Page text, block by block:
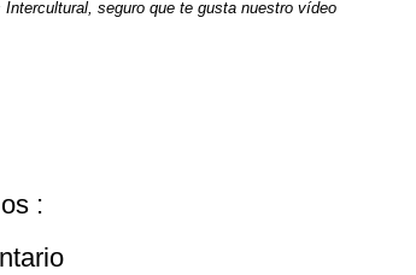
seguro que te gusta nuestro vídeo
: